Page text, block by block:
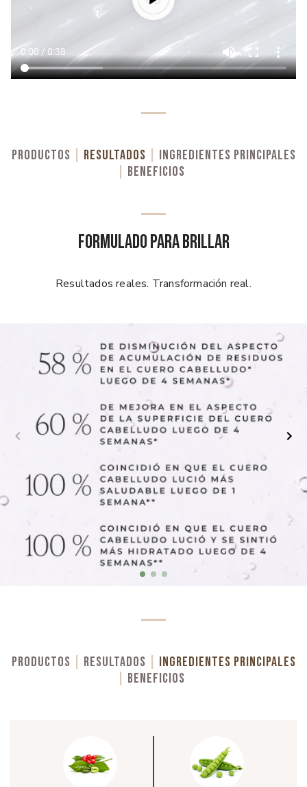
PRODUCTOS RESULTADOS
INGREDIENTES PRINCIPALES
BENEFICIOS
FORMULADO PARA BRILLAR
Resultados reales. Transformación real.
itemitemitem
PRODUCTOS RESULTADOS
INGREDIENTES PRINCIPALES
BENEFICIOS